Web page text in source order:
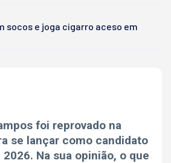
socos e joga cigarro aceso em
foi reprovado na
se lançar como candidato
Na sua opinião, o que